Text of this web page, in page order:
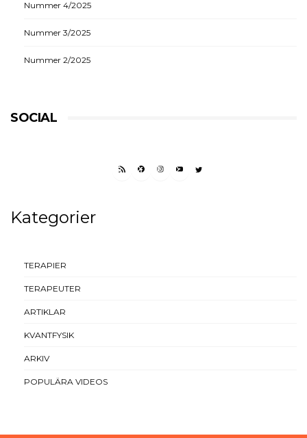
Nummer 4/2025
Nummer 3/2025
Nummer 2/2025
SOCIAL
RSS FEEDFACEBOOK
INSTAGRAM
YOUTUBETWITTER
Kategorier
TERAPIER
TERAPEUTER
ARTIKLAR
KVANTFYSIK
ARKIV
POPULÄRA VIDEOS